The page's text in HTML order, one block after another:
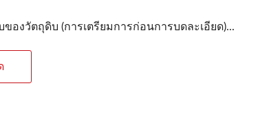
องวัตถุดิบ (การเตรียมการก่อนการบดละเอียด)...